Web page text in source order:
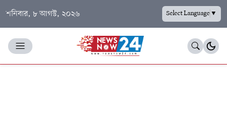
শনিবার, ৮ আগস্ট, ২০২৬ Select Language▼